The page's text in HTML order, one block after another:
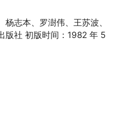
志本、罗澍伟、王苏波、
版社 初版时间：1982 年 5